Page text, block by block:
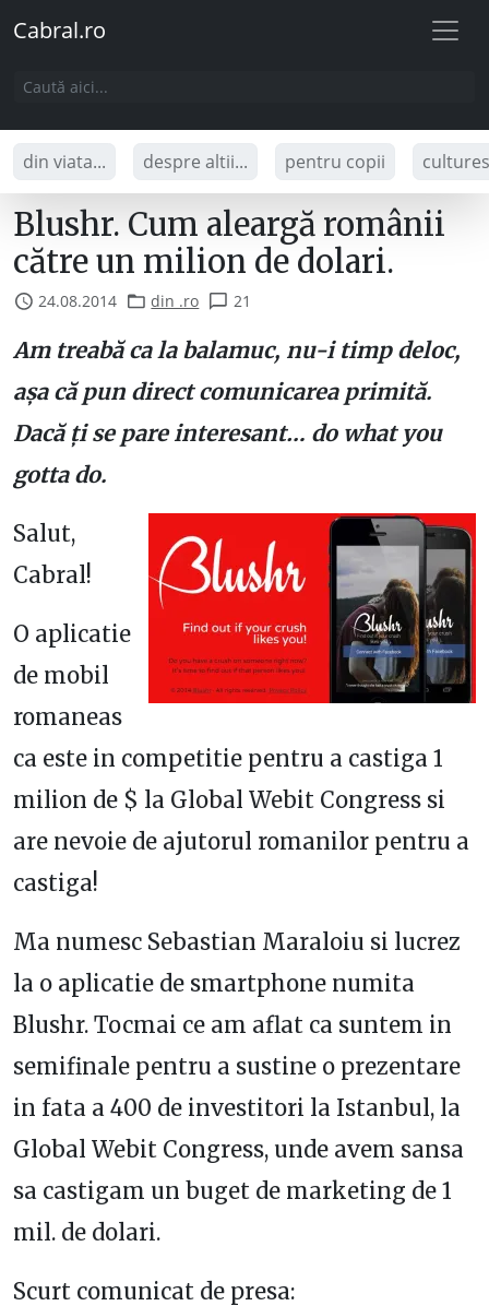
Cabral.ro
din viata... despre altii... pentru copii
Blushr. Cum aleargă românii
către un milion de dolari.
24.08.2014 din .ro 21
Am treabă ca la balamuc, nu-i timp deloc,
așa că pun direct comunicarea primită.
Dacă ți se pare interesant… do what you
gotta do.
Salut,
Cabral!
O aplicatie
de mobil
romaneas
ca este in competitie pentru a castiga 1
milion de $ la Global Webit Congress si
are nevoie de ajutorul romanilor pentru a
castiga!
Ma numesc Sebastian Maraloiu si lucrez
la o aplicatie de smartphone numita
Blushr. Tocmai ce am aflat ca suntem in
semifinale pentru a sustine o prezentare
in fata a 400 de investitori la Istanbul, la
Global Webit Congress, unde avem sansa
sa castigam un buget de marketing de 1
mil. de dolari.
Scurt comunicat de presa: